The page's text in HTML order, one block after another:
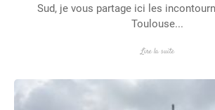
Sud, je vous partage ici les
Toulouse...
Lire la suite